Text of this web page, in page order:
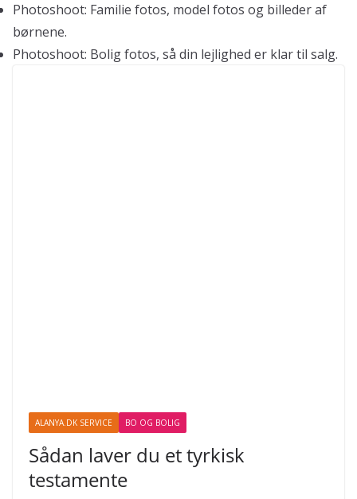
Photoshoot: Familie fotos, model fotos og billeder af
børnene.
Photoshoot: Bolig fotos, så din lejlighed er klar til salg.
ALANYA.DK SERVICE BO OG BOLIG
Sådan laver du et tyrkisk
testamente